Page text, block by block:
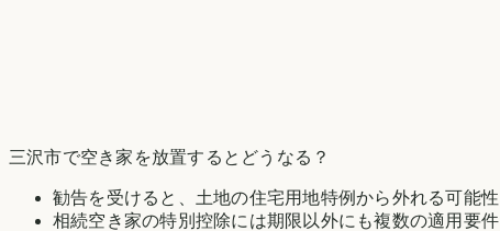
三沢市で空き家を放置するとどうなる？
勧告を受けると、土地の住宅用地特例から外れる可能性
相続空き家の特別控除には期限以外にも複数の適用要件